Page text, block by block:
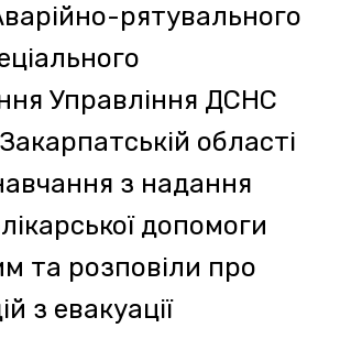
потенціал
області. Звичайно,
на безпеці туристів
гірських
адміністрації
за екскурсію
а фахівцям
знання з